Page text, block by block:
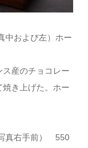
中および左）ホー
産のチョコレー
焼き上げた。ホー
真右手前） 550